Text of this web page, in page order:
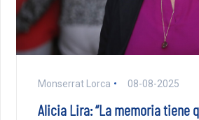
Monserrat Lorca 08-08-2025
Alicia Lira: “La memoria tiene